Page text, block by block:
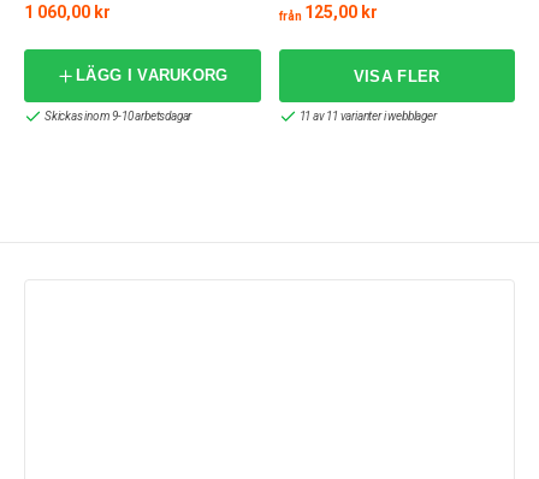
1 060,00 kr
LÄGG I VARUKORG
Skickas inom 9-10 arbetsdagar
från 125,00 kr
11 av 11 varianter i webblager